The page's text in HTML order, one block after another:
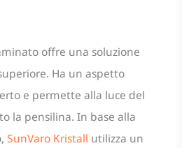
offre una soluzione
Ha un aspetto
e permette alla luce del
la pensilina. In base alla
SunVaro Kristall utilizza un